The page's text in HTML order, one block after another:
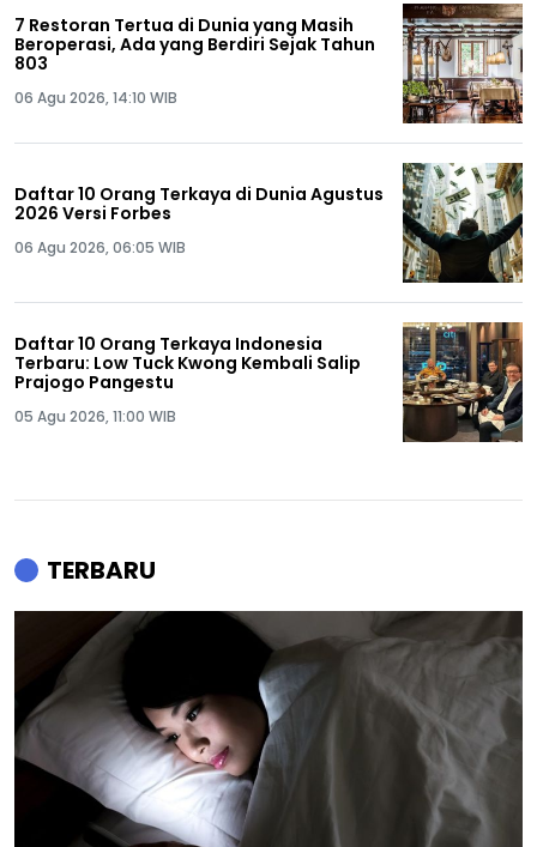
7 Restoran Tertua di Dunia yang Masih
Beroperasi, Ada yang Berdiri Sejak Tahun
803
06 Agu 2026, 14:10 WIB
Daftar 10 Orang Terkaya di Dunia Agustus
2026 Versi Forbes
06 Agu 2026, 06:05 WIB
Daftar 10 Orang Terkaya Indonesia
Terbaru: Low Tuck Kwong Kembali Salip
Prajogo Pangestu
05 Agu 2026, 11:00 WIB
TERBARU